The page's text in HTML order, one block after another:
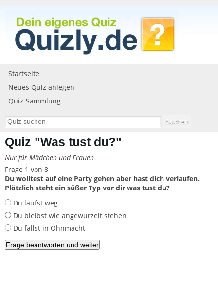
Startseite
Neues Quiz anlegen
Quiz-Sammlung
Quiz "Was tust du?"
Nur für Mädchen und Frauen
Frage 1 von 8
Du wolltest auf eine Party gehen aber hast dich verlaufen.
Plötzlich steht ein süßer Typ vor dir was tust du?
Du läufst weg
Du bleibst wie angewurzelt stehen
Du fällst in Ohnmacht